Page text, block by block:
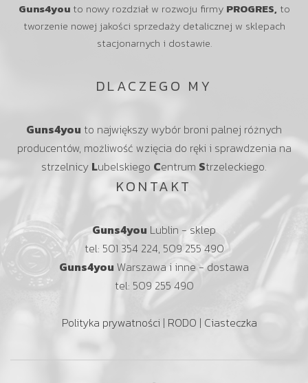
Guns4you to nowy rozdział w rozwoju firmy PROGRES, to
tworzenie nowej jakości sprzedaży detalicznej w sklepach
stacjonarnych i dostawie.
DLACZEGO MY
Guns4you to największy wybór broni palnej różnych
producentów, możliwość wzięcia do ręki i sprawdzenia na
strzelnicy Lubelskiego Centrum Strzeleckiego.
KONTAKT
Guns4you Lublin - sklep
tel: 501 354 224, 509 255 490
Guns4you Warszawa i inne - dostawa
tel: 509 255 490
Polityka prywatności | RODO | Ciasteczka